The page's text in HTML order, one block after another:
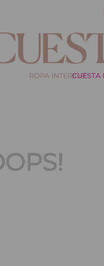
ROPA INTERIORCUESTA